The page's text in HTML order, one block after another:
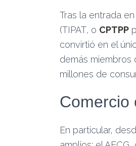
Tras la entrada
(TIPAT, o CPTPP
convirtió en el
demás miembros
millones de
Comercio
En particular,